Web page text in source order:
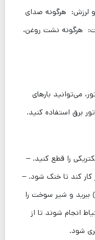
لرزش: هرگونه صدای
هرگونه نشت روغن،
می‌توانید بارهای
برق استفاده کنید.
را قطع کنید. –
کار کند تا خنک شود. –
سوئیچ اصلی را به حالت خاموش (OFF) ببرید و شیر سوخت را
انجام شوند تا از
شود.